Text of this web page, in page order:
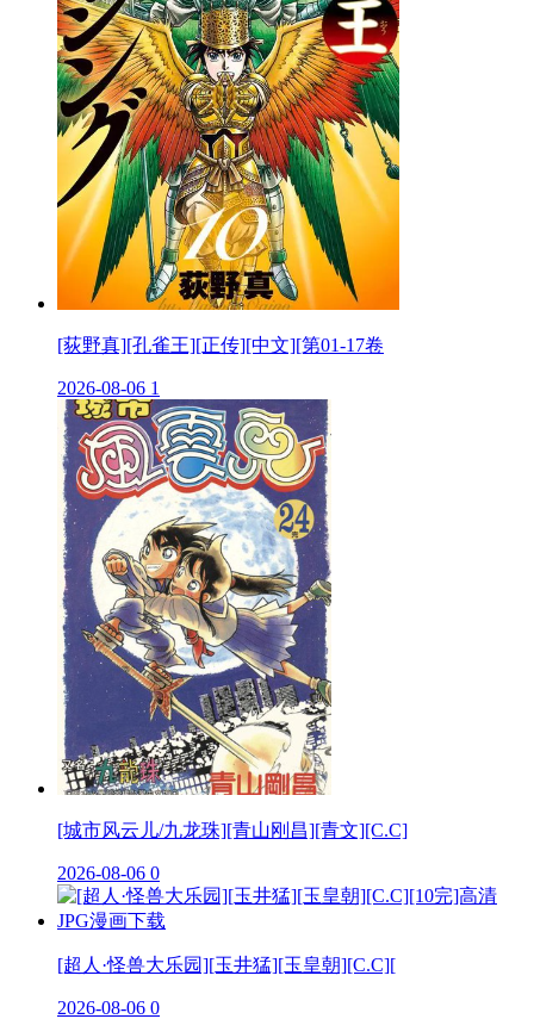
[荻野真][孔雀王][正传][中文][第01-17卷
2026-08-06 1
[城市风云儿/九龙珠][青山刚昌][青文][C.C]
2026-08-06 0
[超人·怪兽大乐园][玉井猛][玉皇朝][C.C][
2026-08-06 0